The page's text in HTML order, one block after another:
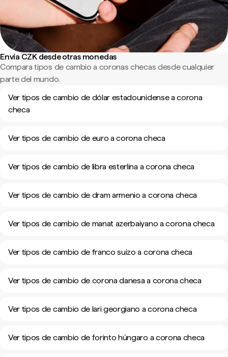
Envía CZK desde otras monedas
Compara tipos de cambio a coronas checas desde cualquier
parte del mundo.
Ver tipos de cambio de dólar estadounidense a corona
checa
Ver tipos de cambio de euro a corona checa
Ver tipos de cambio de libra esterlina a corona checa
Ver tipos de cambio de dram armenio a corona checa
Ver tipos de cambio de manat azerbaiyano a corona checa
Ver tipos de cambio de franco suizo a corona checa
Ver tipos de cambio de corona danesa a corona checa
Ver tipos de cambio de lari georgiano a corona checa
Ver tipos de cambio de forinto húngaro a corona checa